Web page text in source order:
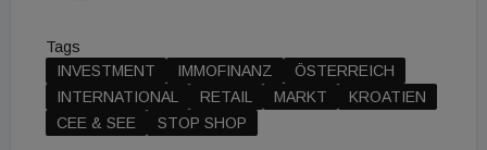
Tags
INVESTMENT
IMMOFINANZ
ÖSTERREICH
INTERNATIONAL
RETAIL MARKT
KROATIEN
CEE & SEE
STOP SHOP